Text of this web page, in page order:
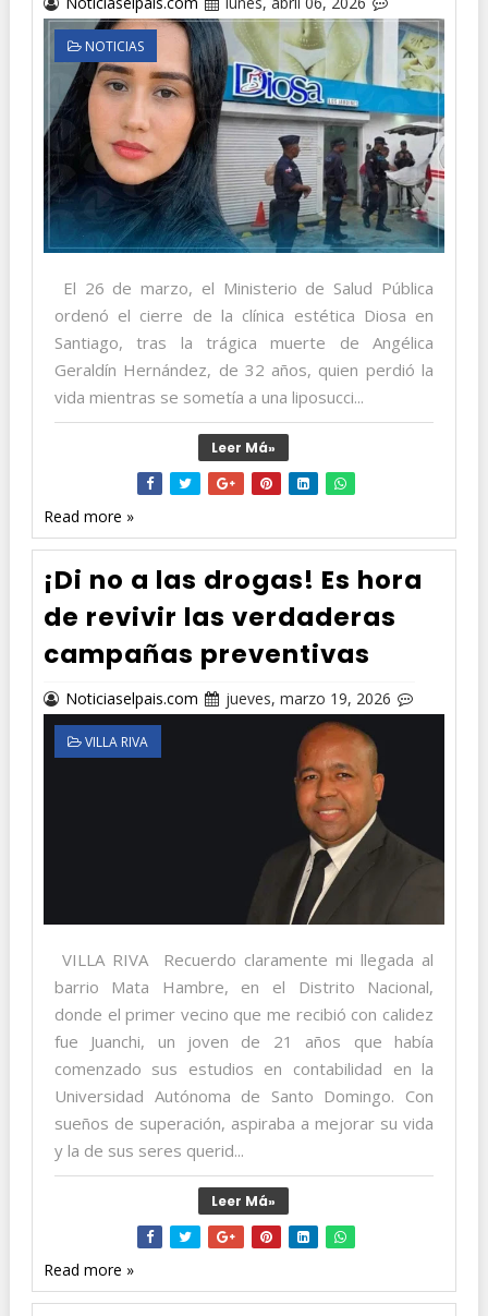
NOTICIAS
El 26 de marzo, el Ministerio de Salud Pública
ordenó el cierre de la clínica estética Diosa en
Santiago, tras la trágica muerte de Angélica
Geraldín Hernández, de 32 años, quien perdió la
vida mientras se sometía a una liposucci...
Leer Má»
Read more »
¡Di no a las drogas! Es hora
de revivir las verdaderas
campañas preventivas
Noticiaselpais.com jueves, marzo 19, 2026
VILLA RIVA
VILLA RIVA Recuerdo claramente mi llegada al
barrio Mata Hambre, en el Distrito Nacional,
donde el primer vecino que me recibió con calidez
fue Juanchi, un joven de 21 años que había
comenzado sus estudios en contabilidad en la
Universidad Autónoma de Santo Domingo. Con
sueños de superación, aspiraba a mejorar su vida
y la de sus seres querid...
Leer Má»
Read more »